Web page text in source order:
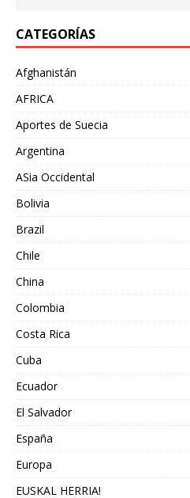
CATEGORÍAS
Afghanistán
AFRICA
Aportes de Suecia
Argentina
ASia Occidental
Bolivia
Brazil
Chile
China
Colombia
Costa Rica
Cuba
Ecuador
El Salvador
España
Europa
EUSKAL HERRIA!